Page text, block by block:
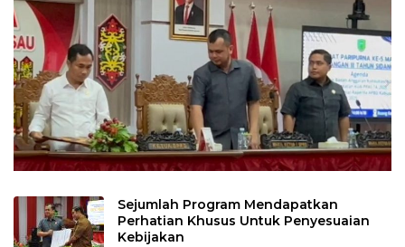
Sejumlah Program Mendapatkan
Perhatian Khusus Untuk Penyesuaian
Kebijakan